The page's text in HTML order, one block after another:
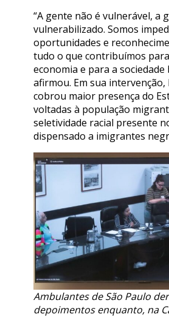
“A gente não é vulnerável, a
vulnerabilizado. Somos
oportunidades e
tudo o que contribuímos
economia e para a sociedade
afirmou. Em sua
cobrou maior presença do
voltadas à população
seletividade racial presente
dispensado a imigrantes
Ambulantes de São Paulo
depoimentos enquanto, na